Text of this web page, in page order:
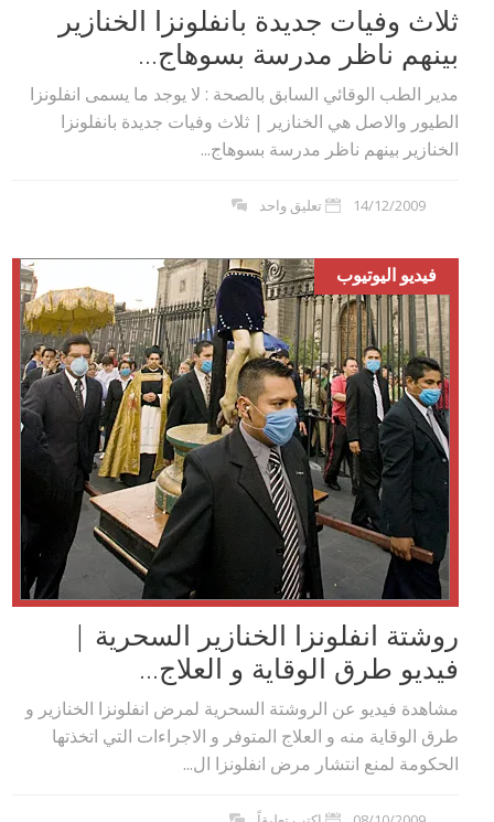
ثلاث وفيات جديدة بانفلونزا الخنازير
بينهم ناظر مدرسة بسوهاج...
مدير الطب الوقائي السابق بالصحة : لا يوجد ما يسمى انفلونزا
الطيور والاصل هي الخنازير | ثلاث وفيات جديدة بانفلونزا
الخنازير بينهم ناظر مدرسة بسوهاج...
14/12/2009 تعليق واحد
فيديو اليوتيوب
روشتة انفلونزا الخنازير السحرية |
فيديو طرق الوقاية و العلاج...
مشاهدة فيديو عن الروشتة السحرية لمرض انفلونزا الخنازير و
طرق الوقاية منه و العلاج المتوفر و الاجراءات التي اتخذتها
الحكومة لمنع انتشار مرض انفلونزا ال...